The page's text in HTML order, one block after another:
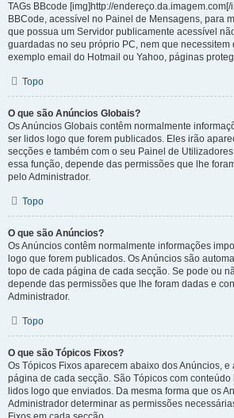
TAGs BBcode [img]http://
BBCode, acessível no Painel de Mensagens, para
que possua um Servidor publicamente acessível
guardadas no seu próprio PC, nem que necessitem
exemplo email do Hotmail ou Yahoo, páginas
Topo
O que são Anúncios Globais?
Os Anúncios Globais contêm normalmente
ser lidos logo que forem publicados. Eles irão
secções e também com o seu Painel de
essa função, depende das permissões que lhe
pelo Administrador.
Topo
O que são Anúncios?
Os Anúncios contêm normalmente informações
logo que forem publicados. Os Anúncios são
topo de cada página de cada secção. Se pode ou
depende das permissões que lhe foram dadas e
Administrador.
Topo
O que são Tópicos Fixos?
Os Tópicos Fixos aparecem abaixo dos Anúncios,
página de cada secção. São Tópicos com
lidos logo que enviados. Da mesma forma que os
Administrador determinar as permissões